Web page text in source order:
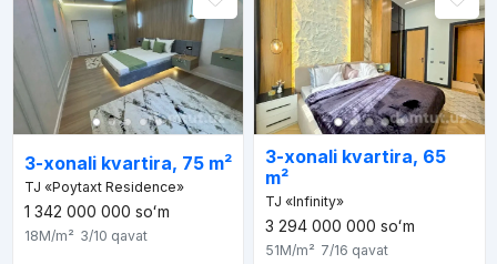
3-xonali kvartira, 75 m²
TJ «Poytaxt Residence»
1 342 000 000 soʻm
18M/m² 3/10 qavat
3-xonali kvartira, 65
m²
TJ «Infinity»
3 294 000 000 soʻm
51M/m² 7/16 qavat